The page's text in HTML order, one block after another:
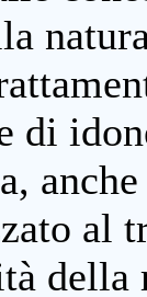
di
al
della